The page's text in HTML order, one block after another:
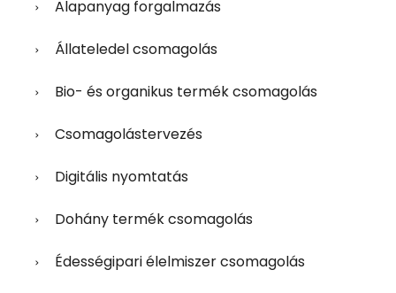
Alapanyag forgalmazás
Állateledel csomagolás
Bio- és organikus termék csomagolás
Csomagolástervezés
Digitális nyomtatás
Dohány termék csomagolás
Édességipari élelmiszer csomagolás